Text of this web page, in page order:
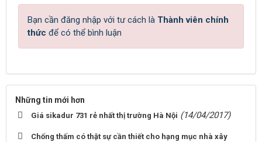
Bạn cần đăng nhập với tư cách là Thành viên chính
thức để có thể bình luận
Những tin mới hơn
Giá sikadur 731 rẻ nhất thị trường Hà Nội (14/04/2017)
Chống thấm có thật sự cần thiết cho hạng mục nhà xây